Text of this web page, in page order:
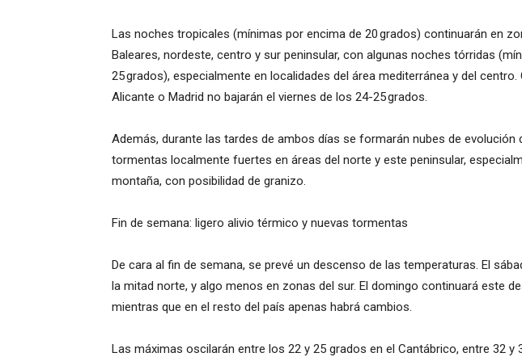
Las noches tropicales (mínimas por encima de 20 grados) continuarán en
Baleares, nordeste, centro y sur peninsular, con algunas noches tórridas
25 grados), especialmente en localidades del área mediterránea y del
Alicante o Madrid no bajarán el viernes de los 24-25 grados.
Además, durante las tardes de ambos días se formarán nubes de evolución
tormentas localmente fuertes en áreas del norte y este peninsular,
montaña, con posibilidad de granizo.
Fin de semana: ligero alivio térmico y nuevas tormentas
De cara al fin de semana, se prevé un descenso de las temperaturas. El
la mitad norte, y algo menos en zonas del sur. El domingo continuará este
mientras que en el resto del país apenas habrá cambios.
Las máximas oscilarán entre los 22 y 25 grados en el Cantábrico, entre 32 y